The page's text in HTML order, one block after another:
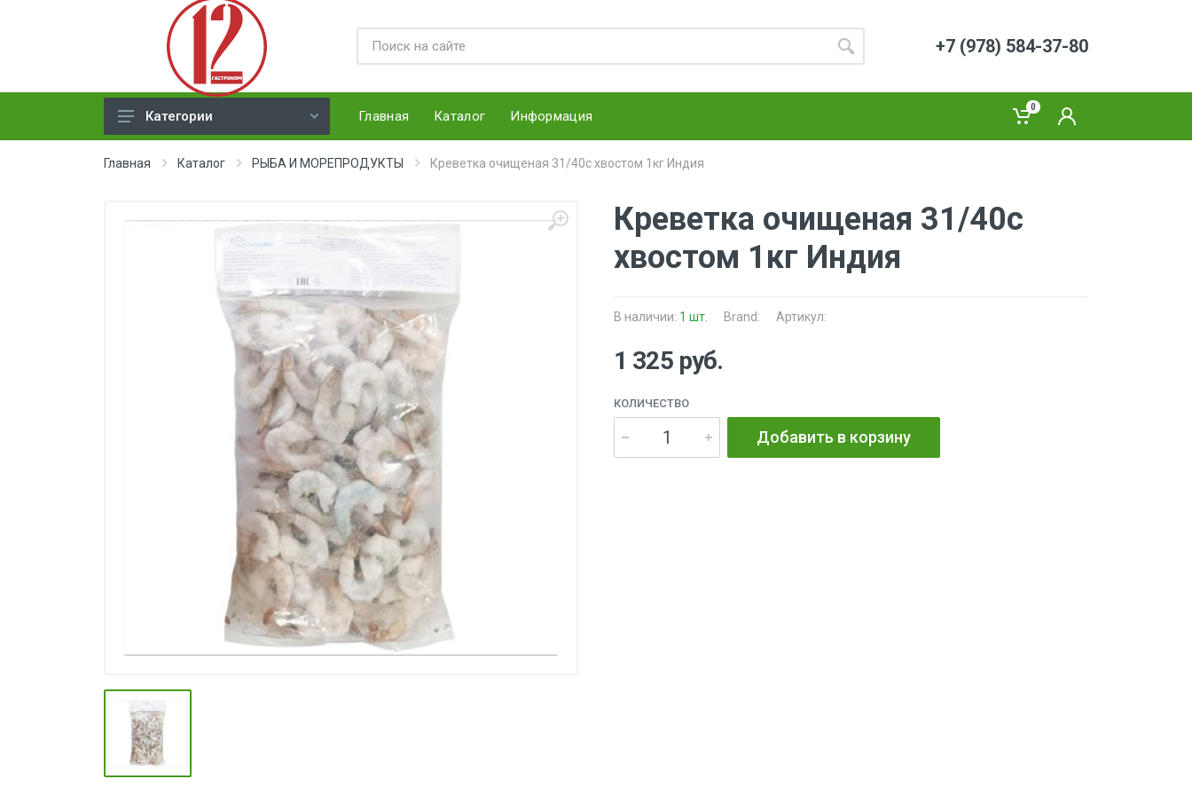
+7 (978) 584-37-80
МЕД, ДЖЕМ, СГУЩЕНКА, ПАСТА
недлит. хранения)
ЗАМОРОЗКА (ягоды,овощи)
КОЛБАСНЫЕ ИЗДЕЛИЯ
МАКАРОННЫЕ ИЗДЕЛИЯ
СЫРЫ МЯГКИЕ И ПЛАВЛЕНЫЕ
МАСЛО РАСТ, ОЛИВКОВОЕ И
КОНФЕТЫ, ШОКОЛАД
МОЛОЧНАЯ ПРОДУКЦИЯ( длит.
хранения)
КЕТЧУПЫ, МАЙОНЕЗЫ, СОУСЫ
КОНСЕРВЫ ОВОЩНЫЕ
Категории Главная Каталог Информация
0
Главная Каталог РЫБА И МОРЕПРОДУКТЫ Креветка очищеная 31/40с хвостом 1кг Индия
Креветка очищеная 31/40с
хвостом 1кг Индия
В наличии: 1 шт. Brand: Артикул:
1 325 руб.
КОЛИЧЕСТВО
Добавить в корзину